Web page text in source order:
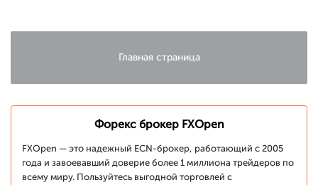
Главная страница
Форекс брокер FXOpen
FXOpen — это надежный ECN-брокер, работающий с 2005
года и завоевавший доверие более 1 миллиона трейдеров по
всему миру. Пользуйтесь выгодной торговлей с